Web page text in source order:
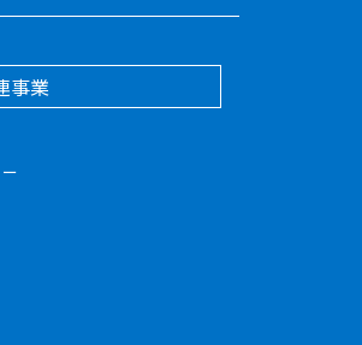
事業